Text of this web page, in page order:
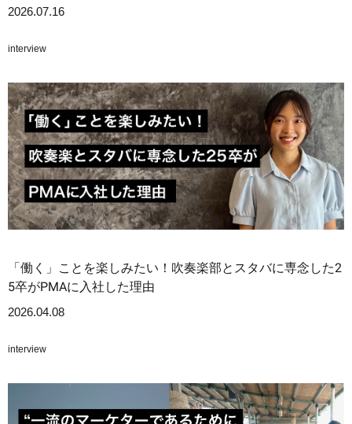
2026.07.16
interview
「働く」ことを楽しみたい！吹奏楽部とスタバに専念した2
5卒がPMAに入社した理由
2026.04.08
interview